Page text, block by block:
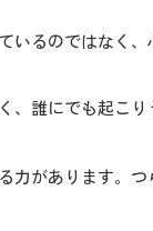
いるのではなく
、誰にでも起こり
力があります。